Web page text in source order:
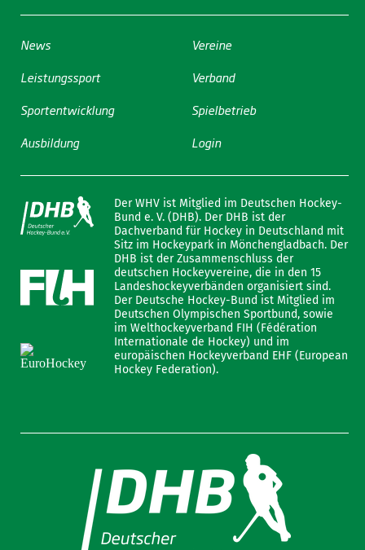
News
Leistungssport
Sportentwicklung
Ausbildung
Vereine
Verband
Spielbetrieb
Login
Der WHV ist Mitglied im Deutschen Hockey-
Bund e. V. (DHB). Der DHB ist der
Dachverband für Hockey in Deutschland mit
Sitz im Hockeypark in Mönchengladbach. Der
DHB ist der Zusammenschluss der
deutschen Hockeyvereine, die in den 15
Landeshockeyverbänden organisiert sind.
Der Deutsche Hockey-Bund ist Mitglied im
Deutschen Olympischen Sportbund, sowie
im Welthockeyverband FIH (Fédération
Internationale de Hockey) und im
europäischen Hockeyverband EHF (European
Hockey Federation).